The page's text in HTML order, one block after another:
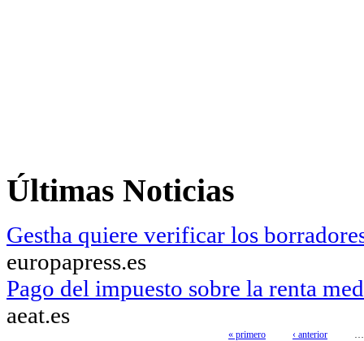
Últimas Noticias
Gestha quiere verificar los
europapress.es
Pago del impuesto sobre la renta
aeat.es
« primero ‹ anterior